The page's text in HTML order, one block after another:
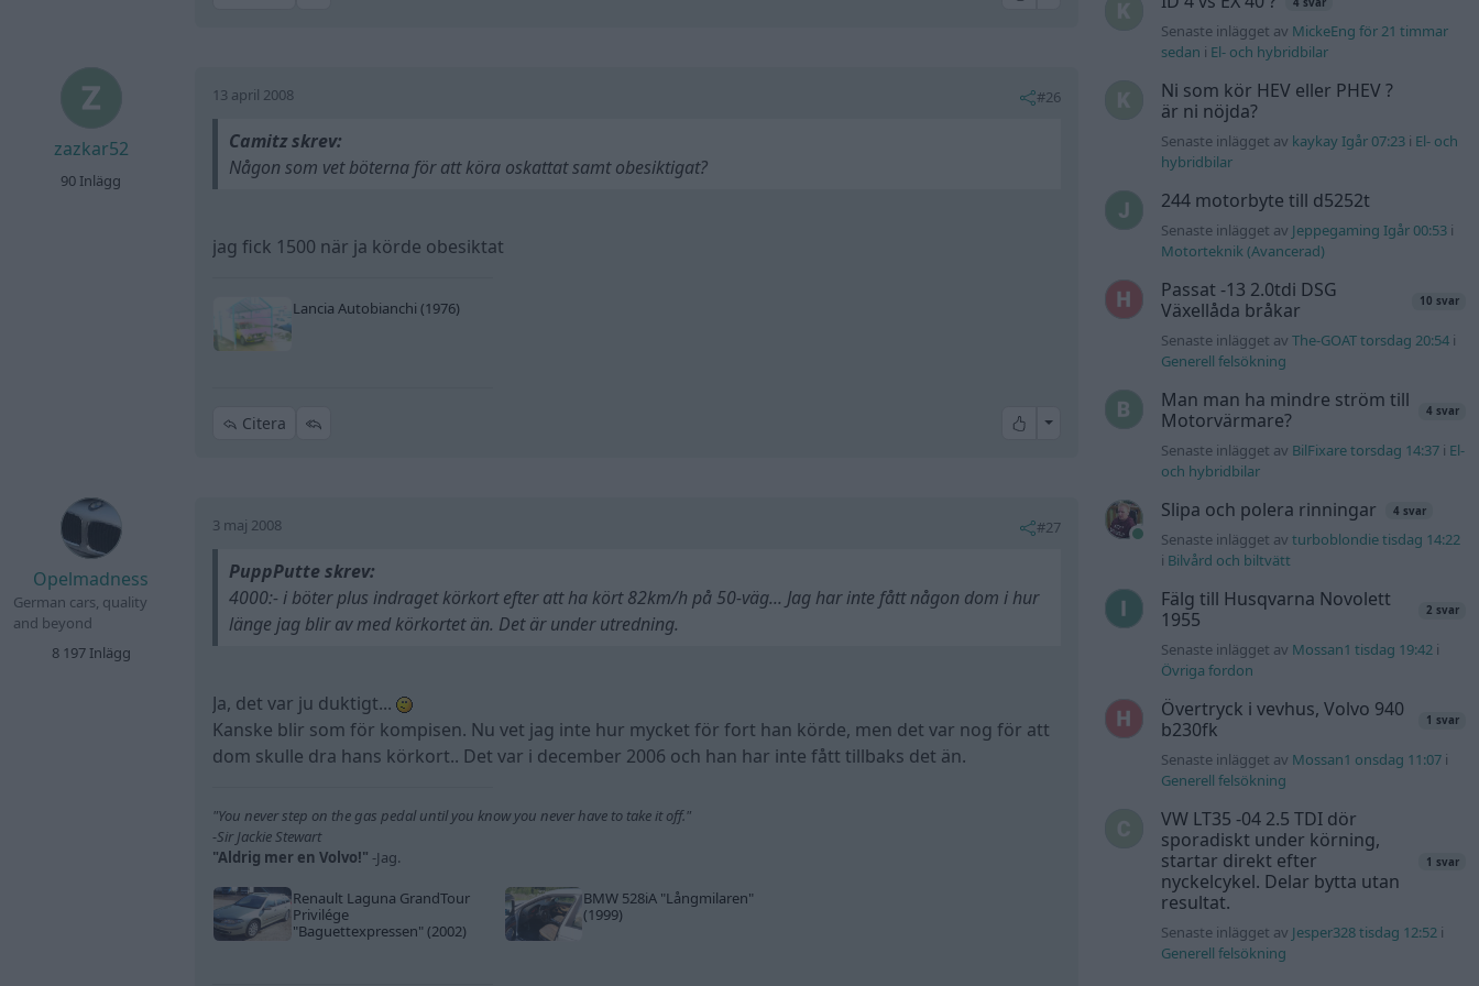
zazkar52
90 Inlägg
13 april 2008 #26
Camitz skrev:
Någon som vet böterna för att köra oskattat samt obesiktigat?
jag fick 1500 när ja körde obesiktat
Lancia Autobianchi (1976)
Citera All reactions
Opelmadness
German cars, quality
and beyond
8 197 Inlägg
3 maj 2008 #27
PuppPutte skrev:
4000:- i böter plus indraget körkort efter att ha kört 82km/h på 50-väg... Jag har inte fått någon dom i hur
länge jag blir av med körkortet än. Det är under utredning.
Ja, det var ju duktigt...
Kanske blir som för kompisen. Nu vet jag inte hur mycket för fort han körde, men det var nog för att
dom skulle dra hans körkort.. Det var i december 2006 och han har inte fått tillbaks det än.
"You never step on the gas pedal until you know you never have to take it off."
-Sir Jackie Stewart
"Aldrig mer en Volvo!" -Jag.
Renault Laguna GrandTour
Privilége
"Baguettexpressen"(2002)
BMW 528iA "Långmilaren"
(1999)
Senaste inlägget av MickeEng för 21 timmar
sedan i El- och hybridbilar
Ni som kör HEV eller PHEV ?
är ni nöjda?
Senaste inlägget av kaykay Igår 07:23 i El- och
hybridbilar
244 motorbyte till d5252t
Senaste inlägget av Jeppegaming Igår 00:53 i
Motorteknik (Avancerad)
Passat -13 2.0tdi DSG
Växellåda bråkar
10 svar
Senaste inlägget avThe-GOAT torsdag 20:54 i
Generell felsökning
Man man ha mindre ström till
Motorvärmare?
4 svar
Senaste inlägget av BilFixare torsdag 14:37 i El-
och hybridbilar
Slipa och polera rinningar 4 svar
Senaste inlägget avturboblondie tisdag 14:22
i Bilvård och biltvätt
Fälg till Husqvarna Novolett
1955
2 svar
Senaste inlägget av Mossan1 tisdag 19:42 i
Övriga fordon
Övertryck i vevhus, Volvo 940
b230fk
1 svar
Senaste inlägget av Mossan1 onsdag 11:07 i
Generell felsökning
VW LT35 -04 2.5 TDI dör
sporadiskt under körning,
startar direkt efter
nyckelcykel. Delar bytta utan
resultat.
1 svar
Senaste inlägget av Jesper328 tisdag 12:52 i
Generell felsökning